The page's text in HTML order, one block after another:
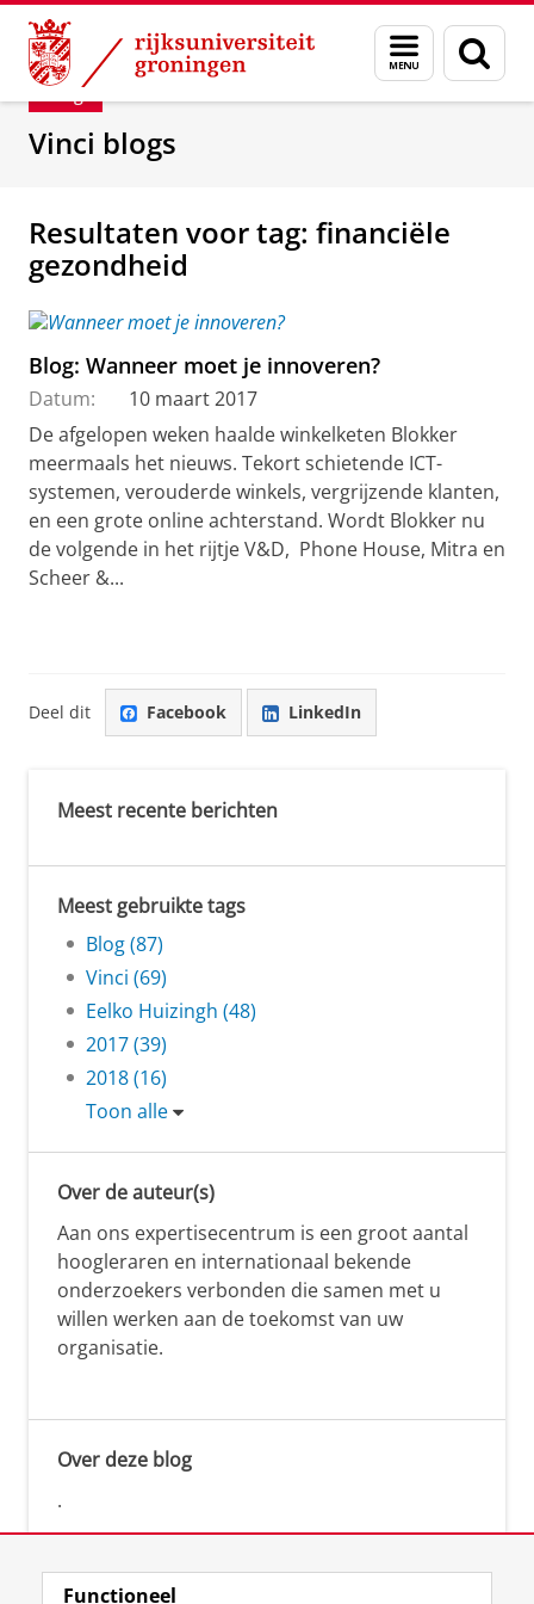
Skip
Content
Skip
Navigation
Menu
en
zoeken
Department of Innovation Management &
Blog
Vinci blogs
Resultaten voor tag: financiële
gezondheid
Blog: Wanneer moet je innoveren?
Datum:
10 maart 2017
De afgelopen weken haalde winkelketen Blokker
meermaals het nieuws. Tekort schietende ICT-
systemen, verouderde winkels, vergrijzende klanten,
en een grote online achterstand. Wordt Blokker nu
de volgende in het rijtje V&D, Phone House, Mitra en
Scheer &...
Deel dit Facebook LinkedIn
Meest recente berichten
Meest gebruikte tags
Blog (87)
Vinci (69)
Eelko Huizingh (48)
2017 (39)
2018 (16)
Toon alle
Over de auteur(s)
Aan ons expertisecentrum is een groot aantal
hoogleraren en internationaal bekende
onderzoekers verbonden die samen met u
willen werken aan de toekomst van uw
organisatie.
Over deze blog
.
Functioneel